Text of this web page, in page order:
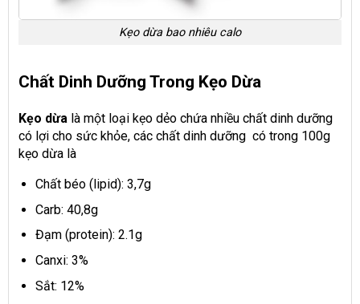
Kẹo dừa bao nhiêu calo
Chất Dinh Dưỡng Trong Kẹo Dừa
Kẹo dừa là một loại kẹo dẻo chứa nhiều chất dinh dưỡng
có lợi cho sức khỏe, các chất dinh dưỡng có trong 100g
kẹo dừa là
Chất béo (lipid): 3,7g
Carb: 40,8g
Đạm (protein): 2.1g
Canxi: 3%
Sắt: 12%